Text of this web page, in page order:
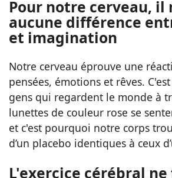
Pour notre cerveau, il
aucune différence
et imagination
Notre cerveau éprouve une
pensées, émotions et rêves.
gens qui regardent le monde à
lunettes de couleur rose se
et c'est pourquoi notre corps
d’un placebo identiques à ceux
L'exercice cérébral